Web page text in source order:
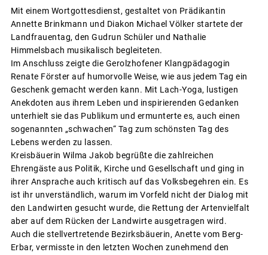
Mit einem Wortgottesdienst, gestaltet von Prädikantin
Annette Brinkmann und Diakon Michael Völker startete der
Landfrauentag, den Gudrun Schüler und Nathalie
Himmelsbach musikalisch begleiteten.
Im Anschluss zeigte die Gerolzhofener Klangpädagogin
Renate Förster auf humorvolle Weise, wie aus jedem Tag ein
Geschenk gemacht werden kann. Mit Lach-Yoga, lustigen
Anekdoten aus ihrem Leben und inspirierenden Gedanken
unterhielt sie das Publikum und ermunterte es, auch einen
sogenannten „schwachen“ Tag zum schönsten Tag des
Lebens werden zu lassen.
Kreisbäuerin Wilma Jakob begrüßte die zahlreichen
Ehrengäste aus Politik, Kirche und Gesellschaft und ging in
ihrer Ansprache auch kritisch auf das Volksbegehren ein. Es
ist ihr unverständlich, warum im Vorfeld nicht der Dialog mit
den Landwirten gesucht wurde, die Rettung der Artenvielfalt
aber auf dem Rücken der Landwirte ausgetragen wird.
Auch die stellvertretende Bezirksbäuerin, Anette vom Berg-
Erbar, vermisste in den letzten Wochen zunehmend den